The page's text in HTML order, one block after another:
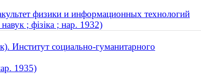
физики и информационных технологий
; фізіка ; нар. 1932)
Институт социально-гуманитарного
1935)